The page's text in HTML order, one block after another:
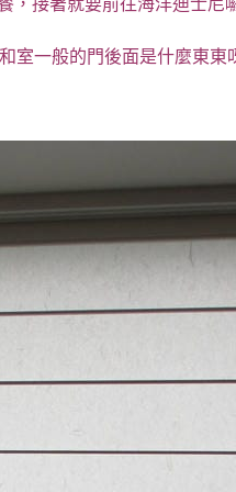
，接著就要前往海洋迪士尼
室一般的門後面是什麼東東